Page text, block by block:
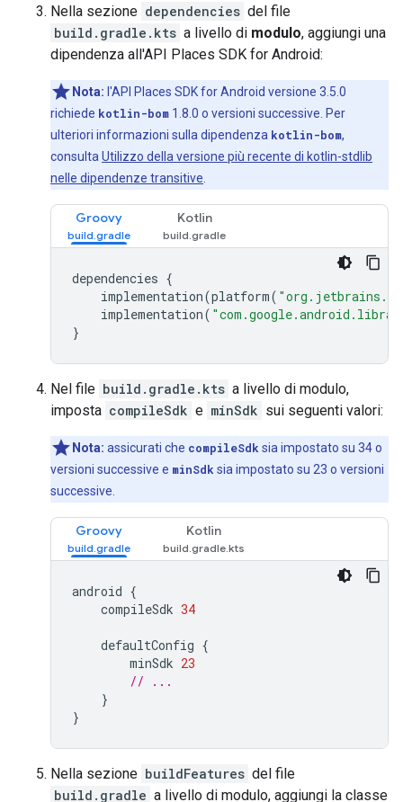
Nella sezione dependencies del file
build.gradle.kts a livello di modulo, aggiungi una
dipendenza all'API Places SDK for Android:
Nota: l'API Places SDK for Android versione 3.5.0
richiede kotlin-bom 1.8.0 o versioni successive. Per
ulteriori informazioni sulla dipendenza kotlin-bom,
consulta Utilizzo della versione più recente di kotlin-stdlib
nelle dipendenze transitive
Groovy Kotlin
dependencies {
implementation(platform(
implementation(
}
Nel file build.gradle.kts a livello di modulo,
imposta compileSdk e minSdk sui seguenti valori:
Nota: assicurati che compileSdk sia impostato su 34 o
versioni successive e minSdk sia impostato su 23 o versioni
successive.
Groovy Kotlin
android {
compileSdk 34
defaultConfig {
minSdk 23
// ...
}
}
Nella sezione buildFeatures del file
build.gradle a livello di modulo, aggiungi la classe